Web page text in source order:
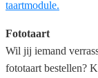
taartmodule.
Fototaart
Wil jij iemand
fototaart bestellen?